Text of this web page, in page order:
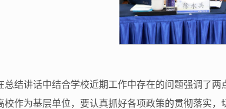
总结讲话中结合学校近期工作中存在的问题强调了
校作为基层单位，要认真抓好各项政策的贯彻落实